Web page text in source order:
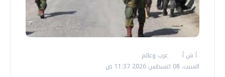
أ ش أ
عرب وعالم
السبت، 08 اغسطس 2026 11:37 ص